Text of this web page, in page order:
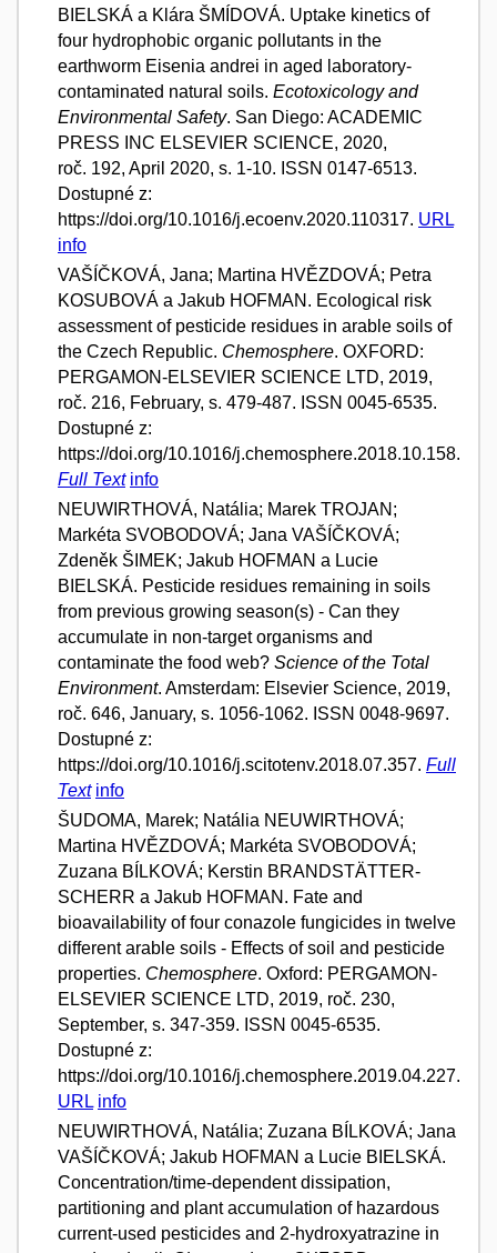
BIELSKÁ a Klára ŠMÍDOVÁ. Uptake kinetics of
four hydrophobic organic pollutants in the
earthworm Eisenia andrei in aged laboratory-
contaminated natural soils. Ecotoxicology and
Environmental Safety. San Diego: ACADEMIC
PRESS INC ELSEVIER SCIENCE, 2020,
roč. 192, April 2020, s. 1-10. ISSN 0147-6513.
Dostupné z:
https://doi.org/10.1016/j.ecoenv.2020.110317. URL
info
VAŠÍČKOVÁ, Jana; Martina HVĚZDOVÁ; Petra
KOSUBOVÁ a Jakub HOFMAN. Ecological risk
assessment of pesticide residues in arable soils of
the Czech Republic. Chemosphere. OXFORD:
PERGAMON-ELSEVIER SCIENCE LTD, 2019,
roč. 216, February, s. 479-487. ISSN 0045-6535.
Dostupné z:
https://doi.org/10.1016/j.chemosphere.2018.10.158.
Full Text info
NEUWIRTHOVÁ, Natália; Marek TROJAN;
Markéta SVOBODOVÁ; Jana VAŠÍČKOVÁ;
Zdeněk ŠIMEK; Jakub HOFMAN a Lucie
BIELSKÁ. Pesticide residues remaining in soils
from previous growing season(s) - Can they
accumulate in non-target organisms and
contaminate the food web? Science of the Total
Environment. Amsterdam: Elsevier Science, 2019,
roč. 646, January, s. 1056-1062. ISSN 0048-9697.
Dostupné z:
https://doi.org/10.1016/j.scitotenv.2018.07.357. Full
Text info
ŠUDOMA, Marek; Natália NEUWIRTHOVÁ;
Martina HVĚZDOVÁ; Markéta SVOBODOVÁ;
Zuzana BÍLKOVÁ; Kerstin BRANDSTÄTTER-
SCHERR a Jakub HOFMAN. Fate and
bioavailability of four conazole fungicides in twelve
different arable soils - Effects of soil and pesticide
properties. Chemosphere. Oxford: PERGAMON-
ELSEVIER SCIENCE LTD, 2019, roč. 230,
September, s. 347-359. ISSN 0045-6535.
Dostupné z:
https://doi.org/10.1016/j.chemosphere.2019.04.227.
URL info
NEUWIRTHOVÁ, Natália; Zuzana BÍLKOVÁ; Jana
VAŠÍČKOVÁ; Jakub HOFMAN a Lucie BIELSKÁ.
Concentration/time-dependent dissipation,
partitioning and plant accumulation of hazardous
current-used pesticides and 2-hydroxyatrazine in